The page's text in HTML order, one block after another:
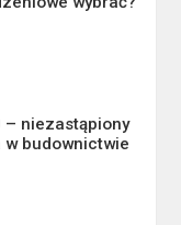
– niezastąpiony
budownictwie